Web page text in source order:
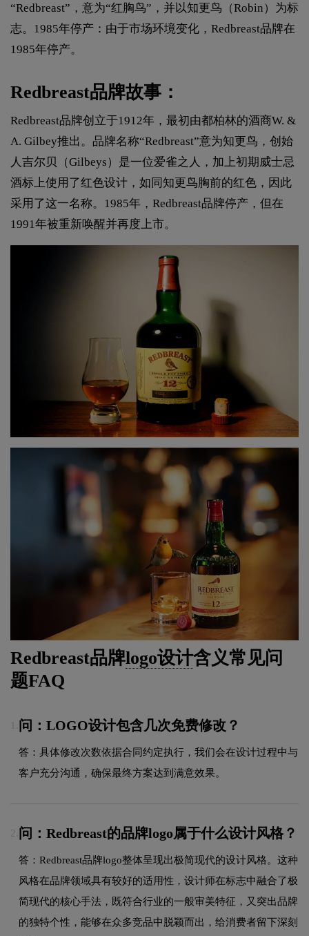
“Redbreast”，意为“红胸鸟”，并以知更鸟（Robin）为标
志。1985年停产：由于市场环境变化，Redbreast品牌在
1985年停产。
Redbreast品牌故事：
Redbreast品牌创立于1912年，最初由都柏林的酒商W. &
A. Gilbey推出。品牌名称“Redbreast”意为知更鸟，创始
人吉尔贝（Gilbeys）是一位爱雀之人，加上初期威士忌
酒标上使用了红色设计，如同知更鸟胸前的红色，因此
采用了这一名称。1985年，Redbreast品牌停产，但在
1991年被重新唤醒并再度上市。
Redbreast品牌logo设计含义常见问
题FAQ
问：LOGO设计包含几次免费修改？
答：具体修改次数依据合同约定执行，我们会在设计过程中与
客户充分沟通，确保最终方案达到满意效果。
2. 问：Redbreast的品牌logo属于什么设计风格？
答：Redbreast品牌logo整体呈现出极简现代的设计风格。这种
风格在品牌领域具有较好的适用性，设计师在标志中融合了极
简现代的核心手法，既符合行业的一般审美特征，又突出品牌
的独特个性，能够在众多竞品中脱颖而出，给消费者留下深刻